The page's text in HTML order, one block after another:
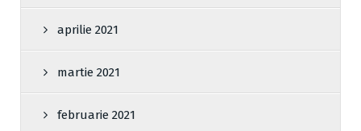
aprilie 2021
martie 2021
februarie 2021